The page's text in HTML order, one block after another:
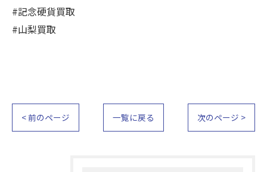
#記念硬貨買取
#山梨買取
< 前のページ 一覧に戻る 次のページ >